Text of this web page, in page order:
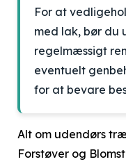
For at
med lak, bør du
regelmæssigt
eventuelt
for at bevare
Alt om udendørs
Forstøver og